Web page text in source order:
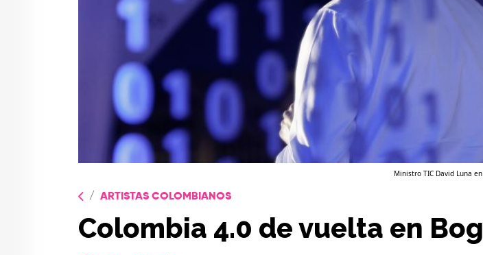
Ministro TIC David Luna
ARTISTAS COLOMBIANOS
Colombia 4.0 de vuelta en